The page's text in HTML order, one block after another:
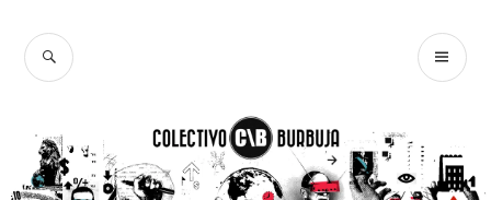
contenido
BUSCAR